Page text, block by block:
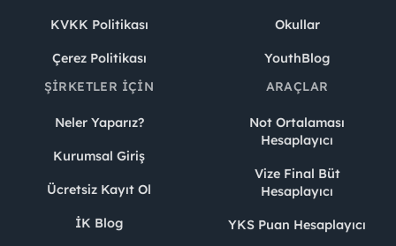
KVKK Politikası
Çerez Politikası
Okullar
YouthBlog
ŞIRKETLER İÇIN
Neler Yaparız?
Kurumsal Giriş
Ücretsiz Kayıt Ol
İK Blog
ARAÇLAR
Not Ortalaması
Hesaplayıcı
Vize Final Büt
Hesaplayıcı
YKS Puan Hesaplayıcı